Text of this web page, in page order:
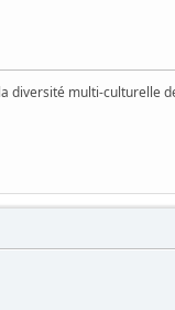
diversité multi-culturelle